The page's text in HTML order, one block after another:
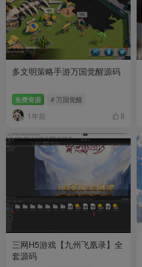
多文明策略手游万国觉醒源码
免费资源 # 万国觉醒
1年前 8
三网H5游戏【九州飞凰录】全
套源码